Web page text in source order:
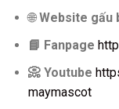
🌐Website gấu
📘 Fanpage
📀 Youtube
maymascot